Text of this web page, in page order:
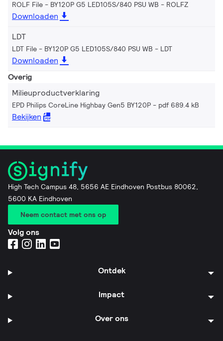
ROLF File - BY120P G5 LED105S/840 PSU WB ROLFZ
Downloaden
LDT
LDT File - BY120P G5 LED105S/840 PSU WB LDT
Downloaden
Overig
Milieuproductverklaring
EPD Philips CoreLine Highbay Gen5 BY120P pdf 689.4 kB
Bekijken
High Tech Campus 48, 5656 AE Eindhoven Postbus 80062,
5600 KA Eindhoven
Neem contact met ons op
Volg ons
Ontdek
Impact
Over ons